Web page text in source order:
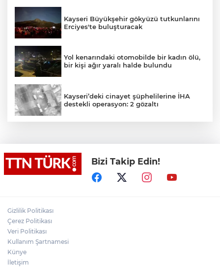
Kayseri Büyükşehir gökyüzü tutkunlarını
Erciyes'te buluşturacak
Yol kenarındaki otomobilde bir kadın ölü,
bir kişi ağır yaralı halde bulundu
Kayseri’deki cinayet şüphelilerine İHA
destekli operasyon: 2 gözaltı
Cumhurbaşkanı Erdoğan, MHP lideri
Devlet Bahçeli’yi kabul etti
Bizi Takip Edin!
Gizlilik Politikası
Çerez Politikası
Veri Politikası
Kullanım Şartnamesi
Künye
İletişim